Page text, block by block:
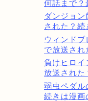
何話まで？
ダンジョ
された？続
ウィンドブ
で放送され
負けヒロ
放送された
弱虫ペダル
続きは漫画